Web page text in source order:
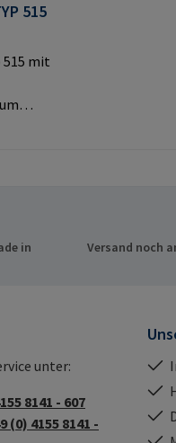
515
515 mit
&
8 21514
in
Versand noch
unter:
8141 - 607
(0) 4155 8141 -